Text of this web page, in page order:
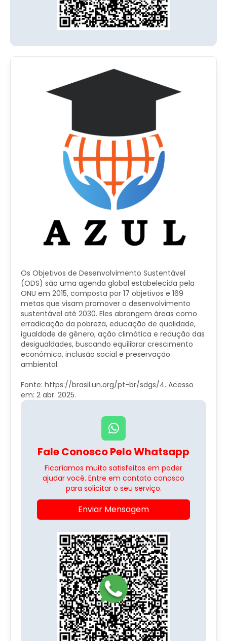
Os Objetivos de Desenvolvimento Sustentável
(ODS) são uma agenda global estabelecida pela
ONU em 2015, composta por 17 objetivos e 169
metas que visam promover o desenvolvimento
sustentável até 2030. Eles abrangem áreas como
erradicação da pobreza, educação de qualidade,
igualdade de gênero, ação climática e redução das
desigualdades, buscando equilibrar crescimento
econômico, inclusão social e preservação
ambiental.
Fonte: https://brasil.un.org/pt-br/sdgs/4. Acesso
em: 2 abr. 2025.
Fale Conosco Pelo Whatsapp
Ficaríamos muito satisfeitos em poder
ajudar você. Entre em contato conosco
para solicitar o seu serviço.
Enviar Mensagem